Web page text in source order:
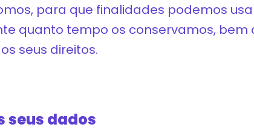
para que finalidades podemos
quanto tempo os conservamos, bem
seus direitos.
seus dados